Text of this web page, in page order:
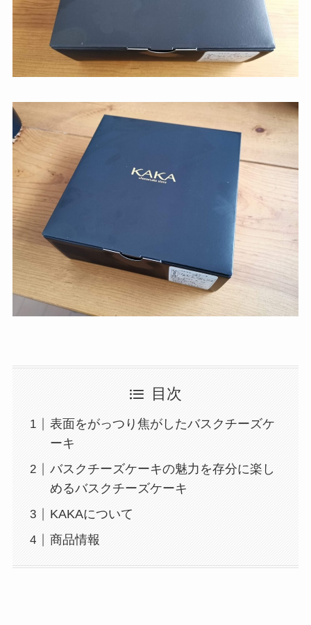
目次
表面をがっつり焦がしたバスクチーズケ
ーキ
バスクチーズケーキの魅力を存分に楽し
めるバスクチーズケーキ
KAKAについて
商品情報